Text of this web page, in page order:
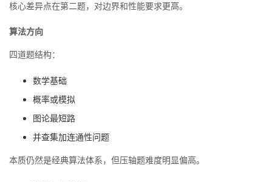
核心差异点在第二题，对边界和性能要求更高。
算法方向
四道题结构：
数学基础
概率或模拟
图论最短路
并查集加连通性问题
本质仍然是经典算法体系，但压轴题难度明显偏高。